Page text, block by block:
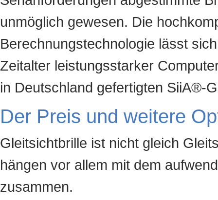
unmöglich gewesen. Die
Berechnungstechnologie lässt
Zeitalter leistungsstarker
in Deutschland gefertigten SiiA®-
Der Preis und weitere
Gleitsichtbrille ist nicht gleich
hängen vor allem mit dem
zusammen.